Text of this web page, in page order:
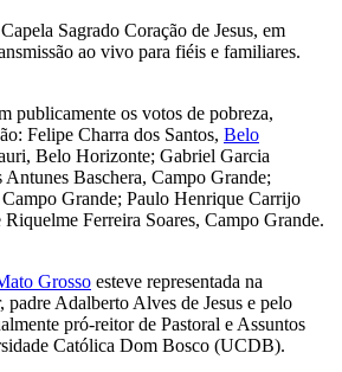
Sagrado Coração de Jesus, em
ao vivo para fiéis e familiares.
publicamente os votos de pobreza,
Felipe Charra dos Santos, Belo
Belo Horizonte; Gabriel Garcia
Antunes Baschera, Campo Grande;
Grande; Paulo Henrique Carrijo
Ferreira Soares, Campo Grande.
Grosso esteve representada na
padre Adalberto Alves de Jesus e pelo
pró-reitor de Pastoral e Assuntos
Católica Dom Bosco (UCDB).